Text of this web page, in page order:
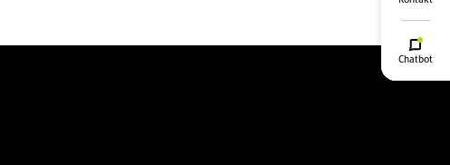
Chatbot